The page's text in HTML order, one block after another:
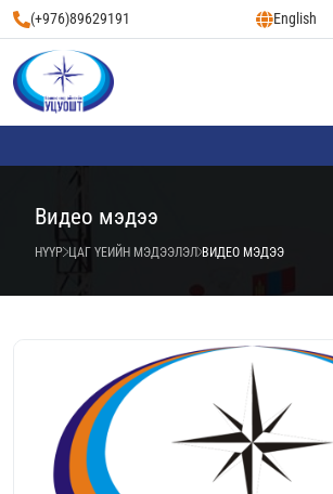
(+976)89629191 English
Видео мэдээ
НҮҮР ЦАГ ҮЕИЙН МЭДЭЭЛЭЛ ВИДЕО МЭДЭЭ